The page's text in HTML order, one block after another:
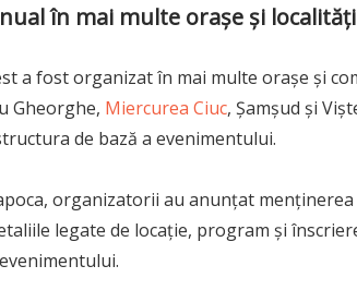
în mai multe orașe și
a fost organizat în mai multe orașe și
Gheorghe, Miercurea Ciuc, Șamșud și
de bază a evenimentului.
organizatorii au anunțat
legate de locație, program și